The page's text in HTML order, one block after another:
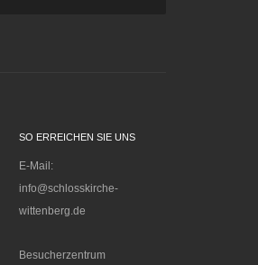
SO ERREICHEN SIE UNS
E-Mail:
info@schlosskirche-
wittenberg.de
Besucherzentrum